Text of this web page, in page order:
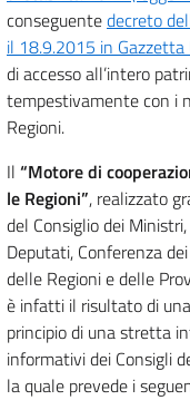
conseguentedecreto
il 18.9.2015 in Gazzetta
di accesso all’intero
tempestivamente con i
Regioni.
Il “Motore di
le Regioni”, realizzato
del Consiglio dei
Deputati, Conferenza
delle Regioni e delle
è infatti il risultato di
principio di una stretta
informativi dei Consigli
la quale prevede i